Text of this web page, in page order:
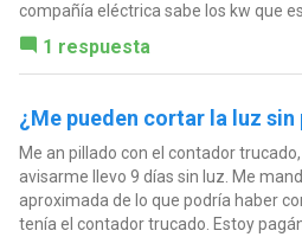
compañía eléctrica sabe los kw que
1 respuesta
¿Me pueden cortar la luz sin
Me an pillado con el contador
avisarme llevo 9 días sin luz. Me
aproximada de lo que podría haber
tenía el contador trucado. Estoy